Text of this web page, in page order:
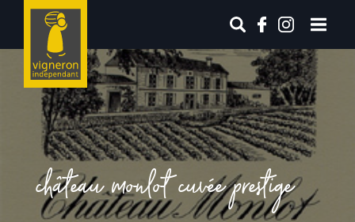
château monlot cuvée prestige